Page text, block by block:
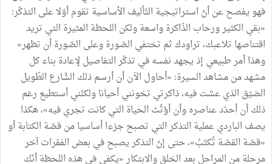
فهو يفصح عن أنّ استراتيجية التّأليف الأساسية تقوم أوّلا على التذكّر:
«بقي الكثير ورحاب الذّاكرة واسعة ولكن اللحظة المثيرة التي تريد
اقتناصها تلاعبك، تراودك ثم تختفي الصّورة وعلى الصّورة أن تظهر»
وهذا أمر طبيعي إذ يجهد نفسه في تذكّر التفاصيل لإعادة بناء كل
مشهد من مشاهد السيرة: «أحاول الآن أن أرسم ذلك الشّارع الطّويل
الضيّق الذي عشت فيه، ذاكرتي تخونني أحيانا ولكنّني أستطيع رغم
ذلك أن أحدّد عناصره وأن أؤثّث الحياة التي كانت تجري فيه»، هكذا
يصف الباردي عملية التذكر التي تصبح جزءا أساسيا من قصّة الكتابة أو
«قصّة القصّة تُكتَبُ»، حتى إنّ التذكر يصبح في بعض الفقرات آخر
مرحلة من المراحل بعد الخلق والابتكار «يكفي في هذه اللحظة أنّك